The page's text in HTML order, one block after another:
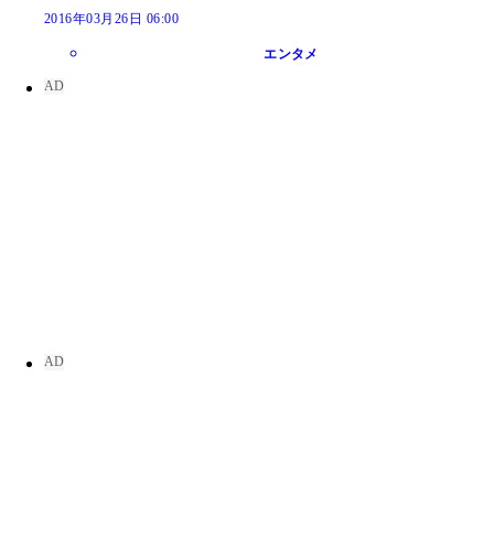
2016年03月26日 06:00
エンタメ